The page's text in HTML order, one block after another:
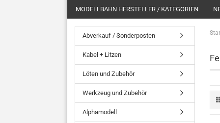
MODELLBAHN HERSTELLER / KATEGORIEN
Abverkauf / Sonderposten
Kabel + Litzen
Löten und Zubehör
Werkzeug und Zubehör
Alphamodell